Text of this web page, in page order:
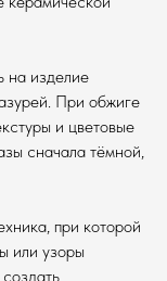
на изделие
При обжиге
и цветовые
сначала тёмной,
при которой
или узоры